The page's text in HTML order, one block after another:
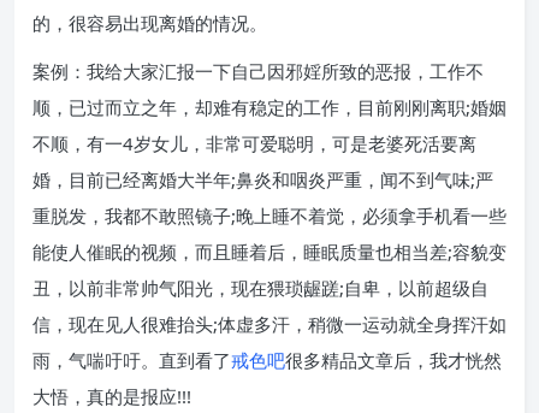
的，很容易出现离婚的情况。
案例：我给大家汇报一下自己因邪婬所致的恶报，工作不
顺，已过而立之年，却难有稳定的工作，目前刚刚离职;婚姻
不顺，有一4岁女儿，非常可爱聪明，可是老婆死活要离
婚，目前已经离婚大半年;鼻炎和咽炎严重，闻不到气味;严
重脱发，我都不敢照镜子;晚上睡不着觉，必须拿手机看一些
能使人催眠的视频，而且睡着后，睡眠质量也相当差;容貌变
丑，以前非常帅气阳光，现在猥琐龌蹉;自卑，以前超级自
信，现在见人很难抬头;体虚多汗，稍微一运动就全身挥汗如
雨，气喘吁吁。直到看了戒色吧很多精品文章后，我才恍然
大悟，真的是报应!!!